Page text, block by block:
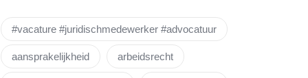
#vacature #juridischmedewerker #advocatuur
aansprakelijkheid arbeidsrecht